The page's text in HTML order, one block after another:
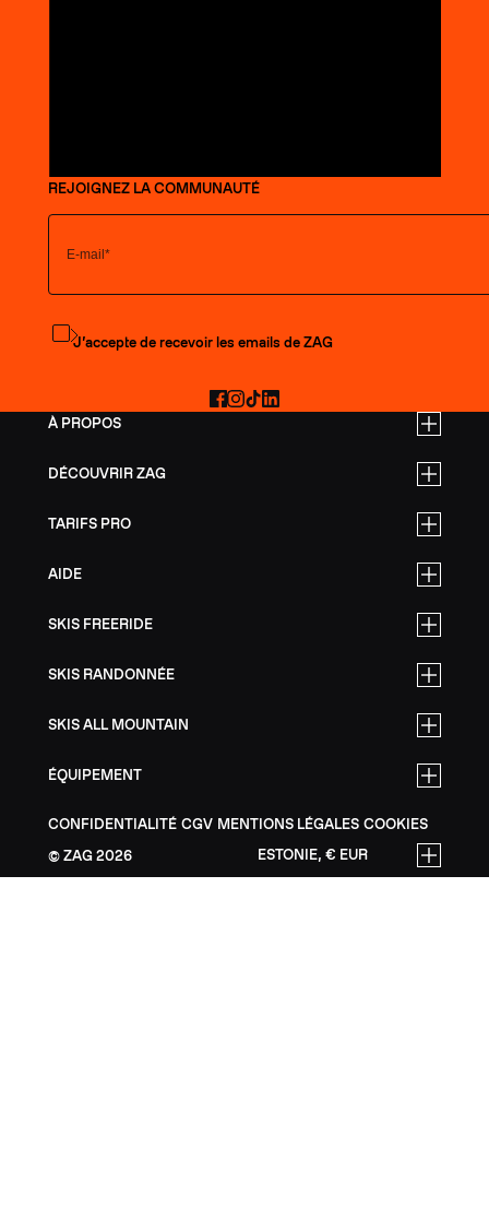
À PROPOS
DÉCOUVRIR ZAG
TARIFS PRO
AIDE
SKIS FREERIDE
SKIS RANDONNÉE
SKIS ALL MOUNTAIN
ÉQUIPEMENT
CONFIDENTIALITÉ CGV MENTIONS LÉGALES COOKIES
ZAG 2026 ESTONIE, € EUR
REJOIGNEZ LA COMMUNAUTÉ
S'abonner à la newsletter
J’accepte de recevoir les emails de ZAG
Facebook
Instagram
TikTokLinkedIn